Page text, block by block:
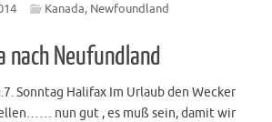
Kanada, Newfoundland
nach Neufundland
Sonntag Halifax Im Urlaub den Wecker
nun gut , es muß sein, damit wir